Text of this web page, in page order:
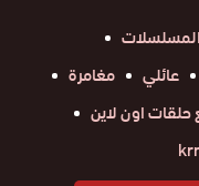
عائلي
مغامرة
اون لاين